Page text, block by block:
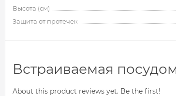
Высота (см)
Защита от протечек
Встраиваемая
About this product reviews yet. Be the first!